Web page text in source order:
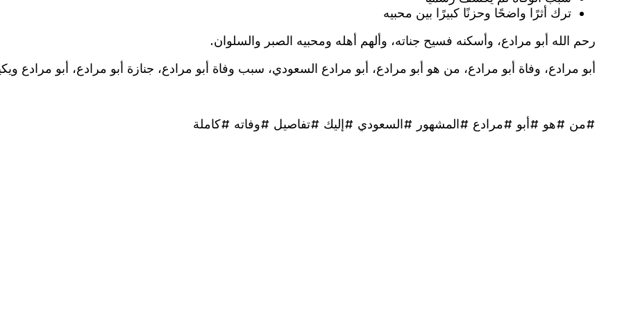
ترك أثرًا واضحًا وحزنًا كبيرًا بين محبيه
رحم الله أبو مرادع، وأسكنه فسيح جناته، وألهم أهله ومحبيه الصبر والسلوان.
أبو مرادع، وفاة أبو مرادع، من هو أبو مرادع، أبو مرادع السعودي، سبب وفاة أبو مرادع، جنازة أبو مرادع، أبو مرادع
#من #هو #أبو #مرادع #المشهور #السعودي #إليك #تفاصيل #وفاته #كاملة